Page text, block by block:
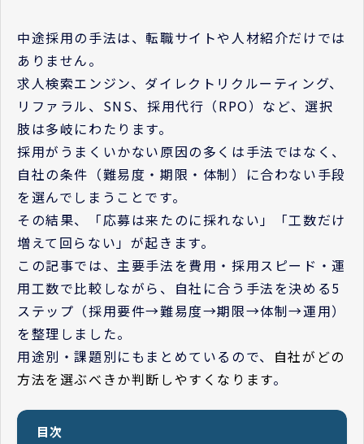
中途採用の手法は、転職サイトや人材紹介だけでは
ありません。
求人検索エンジン、ダイレクトリクルーティング、
リファラル、SNS、採用代行（RPO）など、選択
肢は多岐にわたります。
採用がうまくいかない原因の多くは手法ではなく、
自社の条件（難易度・期限・体制）に合わない手段
を選んでしまうことです。
その結果、「応募は来たのに採れない」「工数だけ
増えて回らない」が起きます。
この記事では、主要手法を費用・採用スピード・運
用工数で比較しながら、自社に合う手法を決める5
ステップ（採用要件→難易度→期限→体制→運用）
を整理しました。
用途別・課題別にもまとめているので、 自社がどの
方法を選ぶべきか判断しやすくなります。
目次